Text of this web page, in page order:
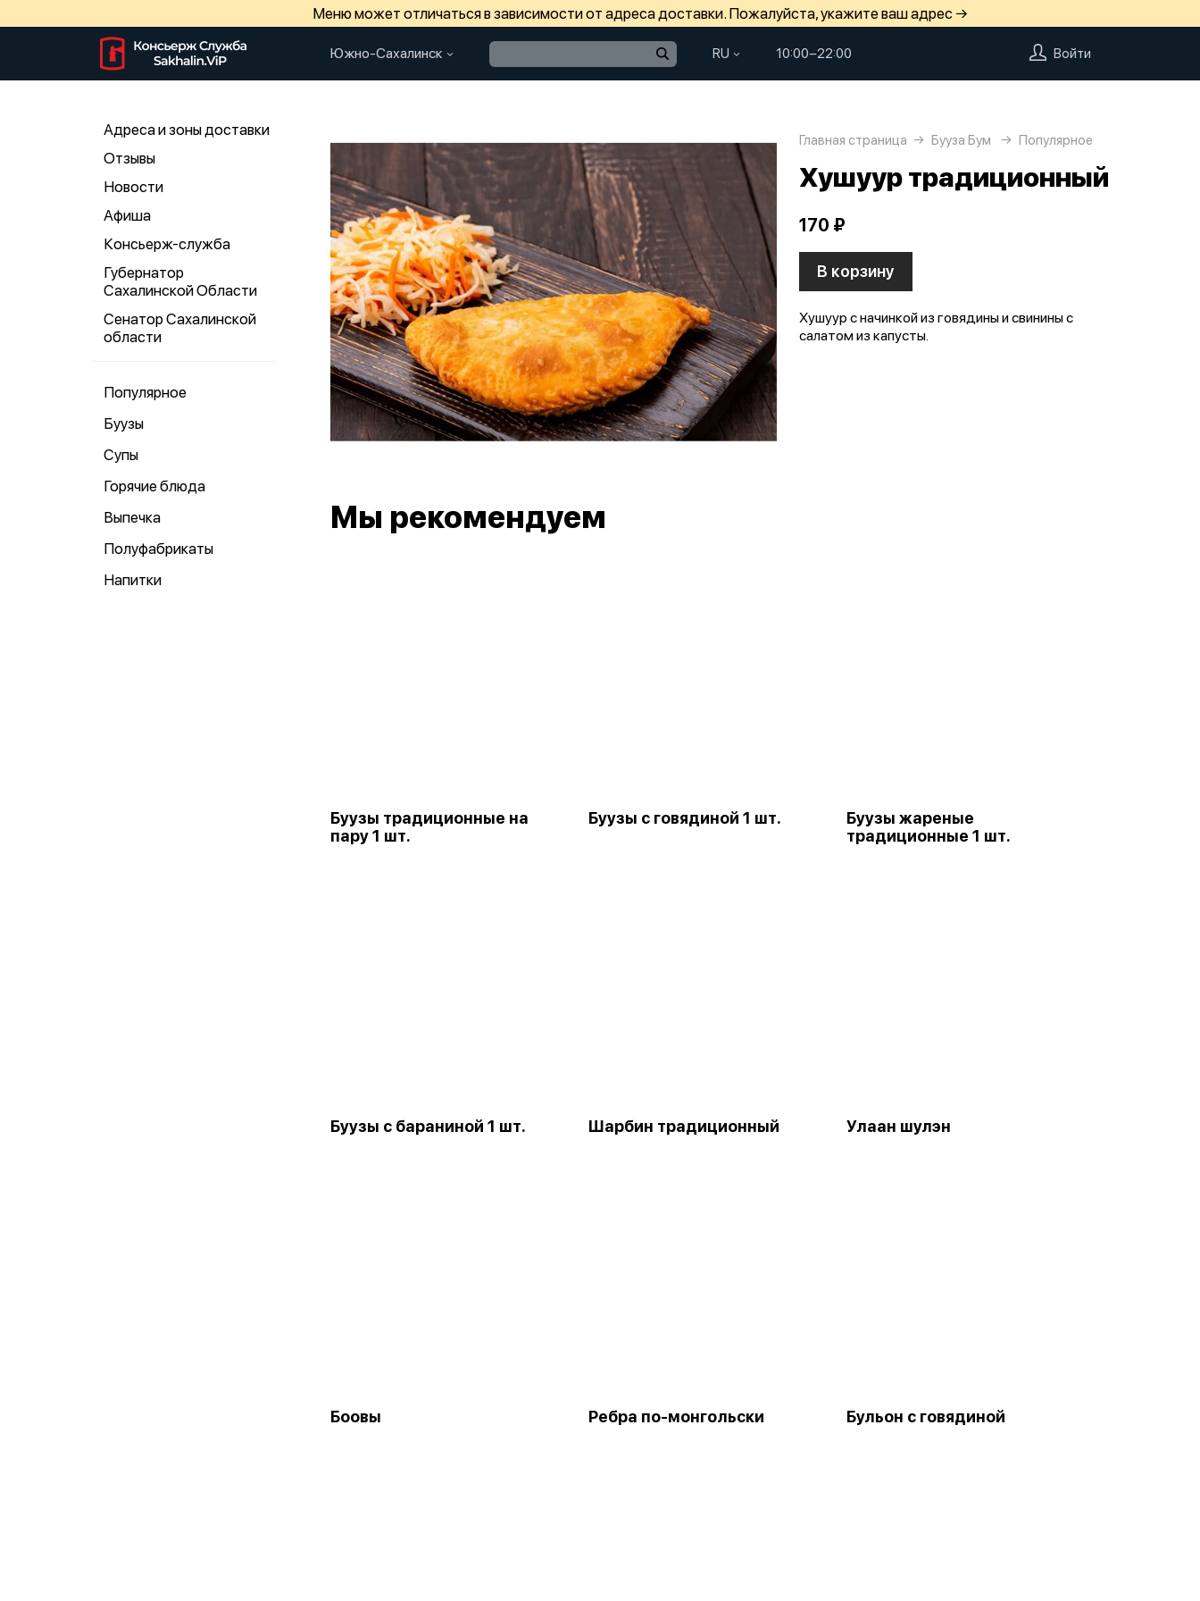
Меню может отличаться в зависимости от адреса доставки. Пожалуйста, укажите ваш адрес →
Южно-Сахалинск RU 10:00−22:00 Войти
Адреса и зоны доставки
Отзывы
Новости
Афиша
Консьерж-служба
Губернатор
Сахалинской Области
Сенатор Сахалинской
области
Популярное
Буузы
Супы
Горячие блюда
Выпечка
Полуфабрикаты
Напитки
Главная страница Бууза Бум Популярное
Хушуур традиционный
170 ₽
В корзину
Хушуур с начинкой из говядины и свинины с
салатом из капусты.
Мы рекомендуем
Буузы традиционные на
пару 1 шт.
Буузы с говядиной 1 шт.
Буузы жареные
традиционные 1 шт.
Буузы с бараниной 1 шт. Шарбин традиционный Улаан шулэн
Боовы Ребра по-монгольски Бульон с говядиной